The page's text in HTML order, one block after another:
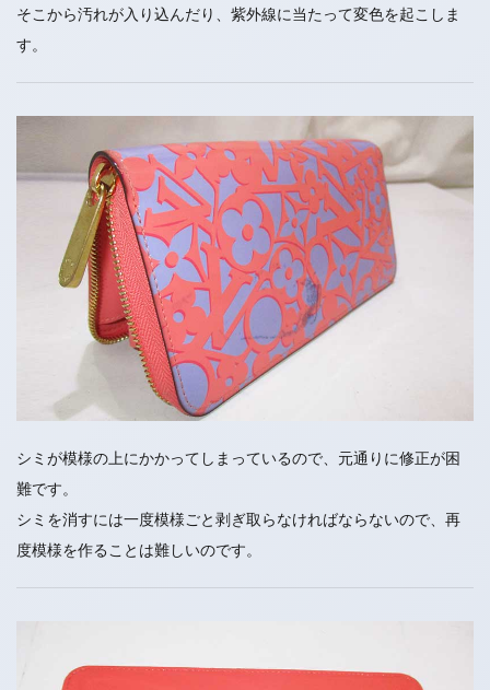
そこから汚れが入り込んだり、紫外線に当たって変色を起こしま
す。
シミが模様の上にかかってしまっているので、元通りに修正が困
難です。
シミを消すには一度模様ごと剥ぎ取らなければならないので、再
度模様を作ることは難しいのです。